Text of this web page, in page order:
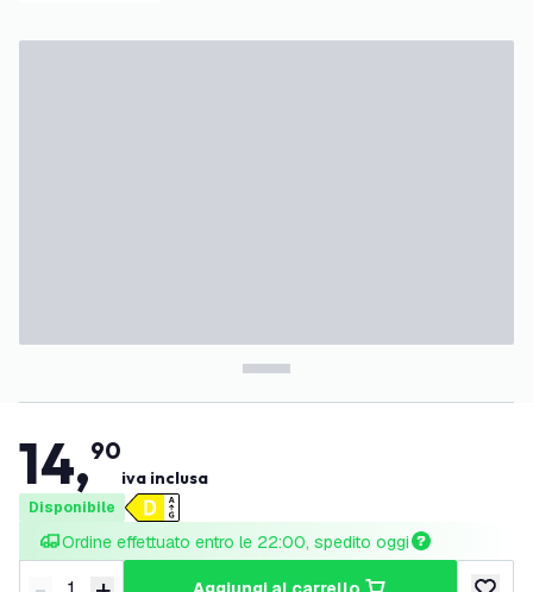
14,90
iva inclusa
Disponibile
Ordine effettuato entro le 22:00, spedito oggi